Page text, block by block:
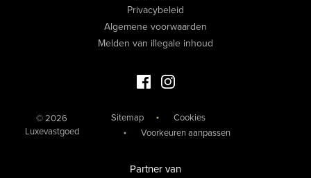
Privacybeleid
Algemene voorwaarden
Melden van illegale inhoud
Facebook Luxevastgoed
Instagram Luxevastgoed
© 2026
Luxevastgoed
Sitemap
Cookies
Voorkeuren aanpassen
Partner van